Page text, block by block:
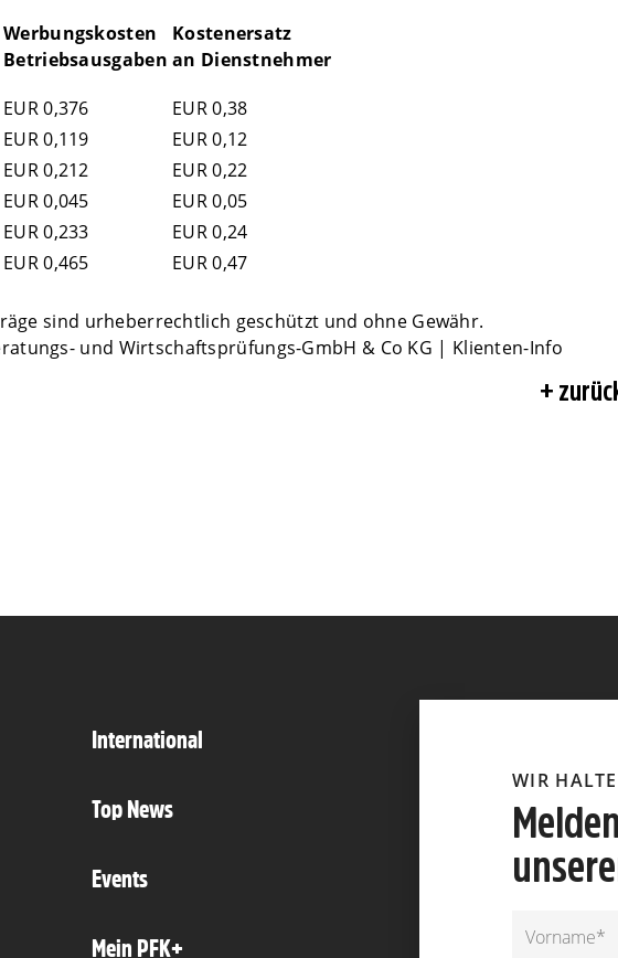
Werbungskosten
Betriebsausgaben
Kostenersatz
an Dienstnehmer
EUR 0,376
EUR 0,38
EUR 0,119
EUR 0,12
EUR 0,212
EUR 0,22
EUR 0,045
EUR 0,05
EUR 0,233
EUR 0,24
EUR 0,465 EUR 0,47
sind urheberrechtlich geschützt und ohne Gewähr.
und Wirtschaftsprüfungs-GmbH & Co KG | Klienten-Info
International
Top News
Events
Mein PFK+
WIR